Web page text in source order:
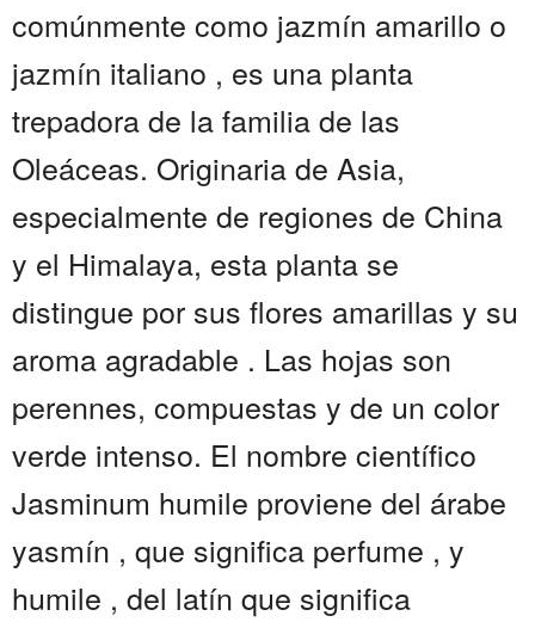
comúnmente como jazmín amarillo o
jazmín italiano , es una planta
trepadora de la familia de las
Oleáceas. Originaria de Asia,
especialmente de regiones de China
y el Himalaya, esta planta se
distingue por sus flores amarillas y su
aroma agradable . Las hojas son
perennes, compuestas y de un color
verde intenso. El nombre científico
Jasminum humile proviene del árabe
yasmín , que significa perfume , y
humile , del latín que significa